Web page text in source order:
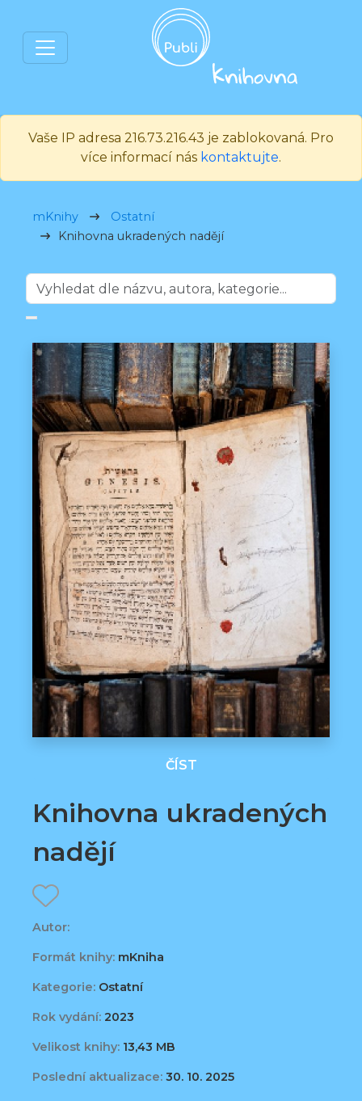
Vaše IP adresa 216.73.216.43 je zablokovaná. Pro
více informací nás kontaktujte.
mKnihy
Ostatní
Knihovna ukradených nadějí
ČÍST
Knihovna ukradených
nadějí
Autor:
Formát knihy: mKniha
Kategorie: Ostatní
Rok vydání: 2023
Velikost knihy: 13,43 MB
Poslední aktualizace: 30. 10. 2025